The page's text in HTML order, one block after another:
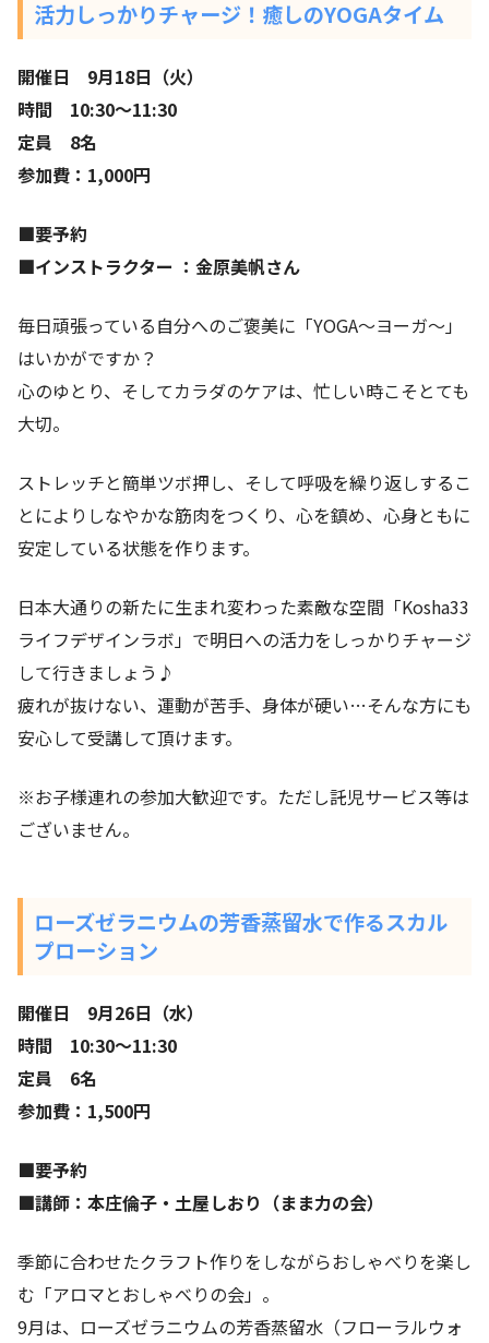
活力しっかりチャージ！癒しのYOGAタイム
開催日 9月18日（火）
時間 10:30〜11:30
定員 8名
参加費：1,000円
■要予約
■インストラクター ：金原美帆さん
毎日頑張っている自分へのご褒美に「YOGA〜ヨーガ〜」
はいかがですか？
心のゆとり、そしてカラダのケアは、忙しい時こそとても
大切。
ストレッチと簡単ツボ押し、そして呼吸を繰り返しするこ
とによりしなやかな筋肉をつくり、心を鎮め、心身ともに
安定している状態を作ります。
日本大通りの新たに生まれ変わった素敵な空間「Kosha33
ライフデザインラボ」で明日への活力をしっかりチャージ
して行きましょう♪
疲れが抜けない、運動が苦手、身体が硬い…そんな方にも
安心して受講して頂けます。
※お子様連れの参加大歓迎です。ただし託児サービス等は
ございません。
ローズゼラニウムの芳香蒸留水で作るスカル
プローション
開催日 9月26日（水）
時間 10:30〜11:30
定員 6名
参加費：1,500円
■要予約
■講師：本庄倫子・土屋しおり（まま力の会）
季節に合わせたクラフト作りをしながらおしゃべりを楽し
む「アロマとおしゃべりの会」。
9月は、ローズゼラニウムの芳香蒸留水（フローラルウォ